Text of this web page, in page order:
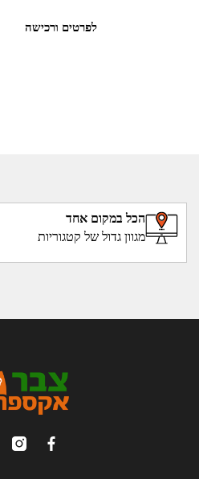
לפרטים ורכישה
הכל במקום אחד
מגוון גדול של קטגוריות